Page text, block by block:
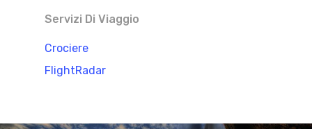
Servizi Di Viaggio
Crociere
FlightRadar